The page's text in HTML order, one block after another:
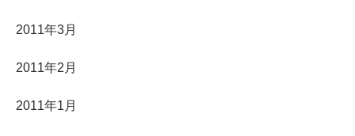
2011年3月
2011年2月
2011年1月